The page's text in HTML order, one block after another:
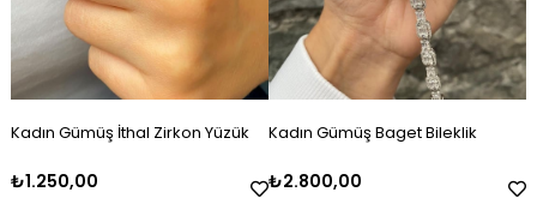
Kadın Gümüş İthal Zirkon Yüzük
₺1.250,00
Kadın Gümüş Baget Bileklik
₺2.800,00